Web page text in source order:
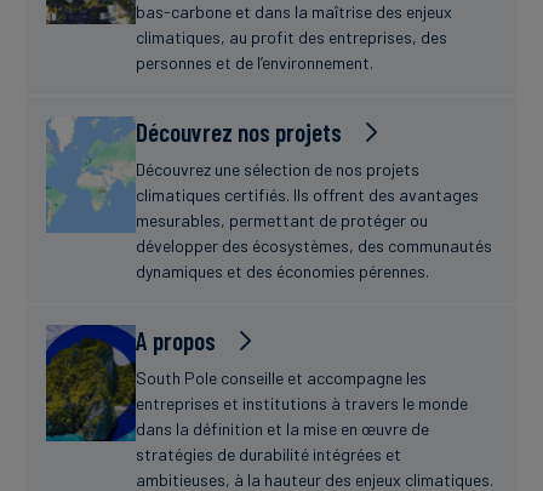
bas-carbone et dans la maîtrise des enjeux
climatiques, au profit des entreprises, des
personnes et de l’environnement.
Découvrez nos projets
Découvrez une sélection de nos projets
climatiques certifiés. Ils offrent des avantages
mesurables, permettant de protéger ou
développer des écosystèmes, des communautés
dynamiques et des économies pérennes.
A propos
South Pole conseille et accompagne les
entreprises et institutions à travers le monde
dans la définition et la mise en œuvre de
stratégies de durabilité intégrées et
ambitieuses, à la hauteur des enjeux climatiques.